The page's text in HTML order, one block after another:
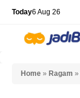
Skip
content
Today6 Aug 26
Home » Ragam »